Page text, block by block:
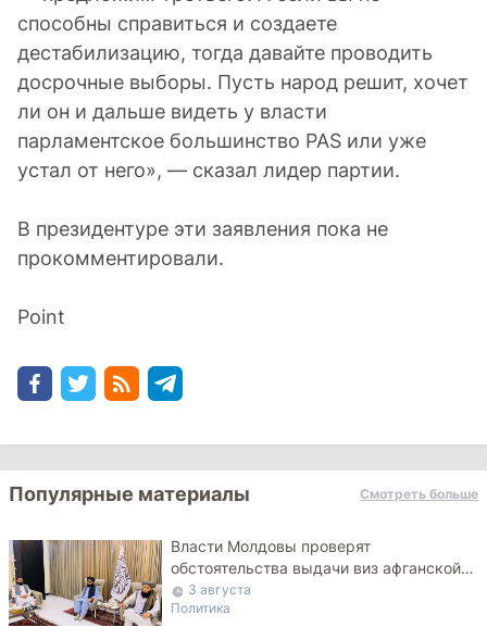
способны справиться и создаете
дестабилизацию, тогда давайте проводить
досрочные выборы. Пусть народ решит, хочет
ли он и дальше видеть у власти
парламентское большинство PAS или уже
устал от него», — сказал лидер партии.
В президентуре эти заявления пока не
прокомментировали.
Point
Популярные материалы Смотреть больше
Власти Молдовы проверят
обстоятельства выдачи виз афганской
делегации
3 августа
Политика